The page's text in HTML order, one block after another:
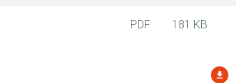
PDF 181 KB